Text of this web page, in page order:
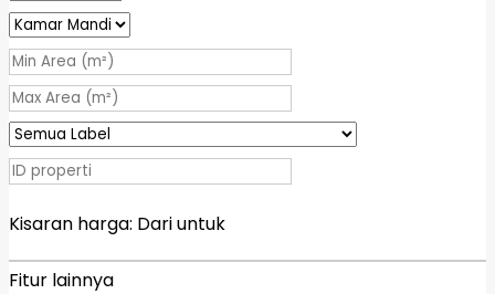
Kisaran harga: Dariuntuk
Fitur lainnya